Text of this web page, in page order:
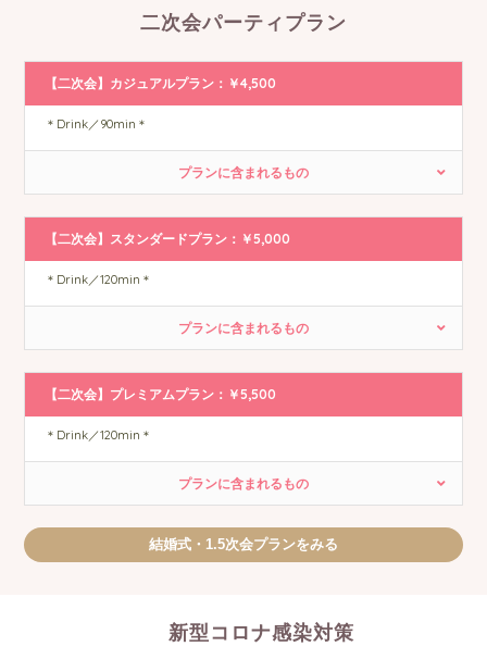
二次会パーティプラン
【二次会】カジュアルプラン：￥4,500
＊Drink／90min＊
プランに含まれるもの
【二次会】スタンダードプラン：￥5,000
＊Drink／120min＊
プランに含まれるもの
【二次会】プレミアムプラン：￥5,500
＊Drink／120min＊
プランに含まれるもの
結婚式・1.5次会プランをみる
新型コロナ感染対策